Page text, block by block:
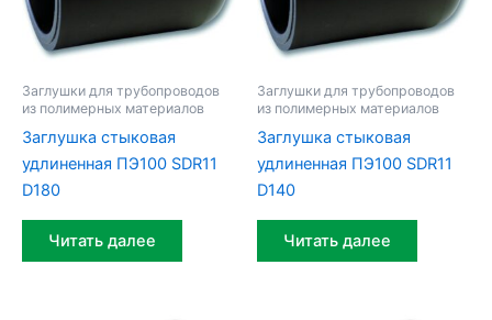
Заглушки для трубопроводов
из полимерных материалов
Заглушка стыковая
удлиненная ПЭ100 SDR11
D180
Читать далее
Заглушки для трубопроводов
из полимерных материалов
Заглушка стыковая
удлиненная ПЭ100 SDR11
D140
Читать далее